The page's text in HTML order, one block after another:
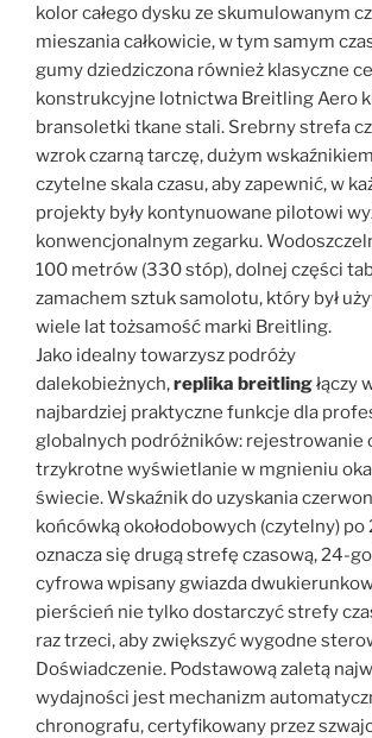
kolor całego dysku ze skumulowanym
mieszania całkowicie, w tym samym
gumy dziedziczona również klasyczne
konstrukcyjne lotnictwa Breitling Aero
bransoletki tkane stali. Srebrny strefa
wzrok czarną tarczę, dużym
czytelne skala czasu, aby zapewnić, w
projekty były kontynuowane pilotowi
konwencjonalnym zegarku.
100 metrów (330 stóp), dolnej części
zamachem sztuk samolotu, który był
wiele lat tożsamość marki Breitling.
Jako idealny towarzysz podróży
dalekobieżnych,replika breitlingłączy
najbardziej praktyczne funkcje dla
globalnych podróżników: rejestrowanie
trzykrotne wyświetlanie w mgnieniu oka
świecie. Wskaźnik do uzyskania
końcówką okołodobowych (czytelny) po
oznacza się drugą strefę czasową, 24-
cyfrowa wpisany gwiazda
pierścień nie tylko dostarczyć strefy
raz trzeci, aby zwiększyć wygodne
Doświadczenie. Podstawową zaletą
wydajności jest mechanizm
chronografu, certyfikowany przez